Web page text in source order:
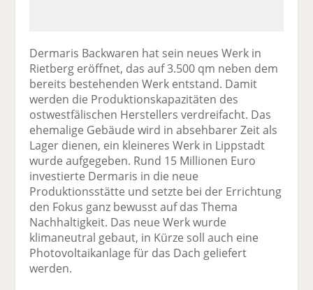
Dermaris Backwaren hat sein neues Werk in
Rietberg eröffnet, das auf 3.500 qm neben dem
bereits bestehenden Werk entstand. Damit
werden die Produktionskapazitäten des
ostwestfälischen Herstellers verdreifacht. Das
ehemalige Gebäude wird in absehbarer Zeit als
Lager dienen, ein kleineres Werk in Lippstadt
wurde aufgegeben. Rund 15 Millionen Euro
investierte Dermaris in die neue
Produktionsstätte und setzte bei der Errichtung
den Fokus ganz bewusst auf das Thema
Nachhaltigkeit. Das neue Werk wurde
klimaneutral gebaut, in Kürze soll auch eine
Photovoltaikanlage für das Dach geliefert
werden.